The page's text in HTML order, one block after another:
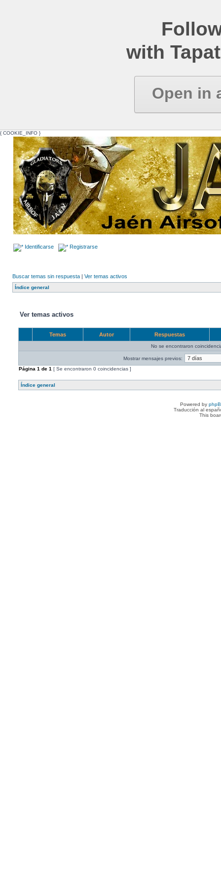
with
Open in
{ COOKIE_INFO }
Identificarse Registrarse
Buscar temas sin respuesta | Ver temas activos
Índice general
Ver temas activos
Temas Autor Respuestas
No se encontraron
Mostrar mensajes previos:
Página 1 de 1 [ Se encontraron 0 coincidencias ]
Índice general
Powered by
Traducción al
This